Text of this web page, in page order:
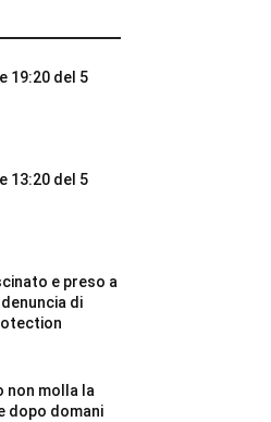
19:20 del 5
13:20 del 5
e preso a
di
non molla la
dopo domani